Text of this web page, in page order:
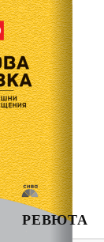
Tweet
РЕВЮТА